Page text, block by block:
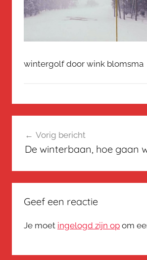
wintergolf door wink blomsma
navigatie
Vorig bericht
De winterbaan, hoe gaan
Geef een reactie
Je moet ingelogd zijn op om